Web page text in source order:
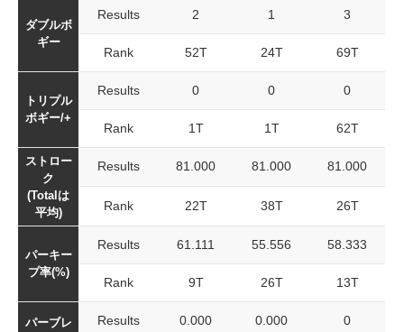
ダブルボ
ギー
Results 2 1 3
Rank 52T 24T 69T
トリプル
ボギー/+
Results 0 0 0
Rank 1T 1T 62T
ストロー
ク
(Totalは
平均)
Results 81.000 81.000 81.000
Rank 22T 38T 26T
パーキー
プ率(%)
Results 61.111 55.556 58.333
Rank 9T 26T 13T
パーブレ
Results 0.000 0.000 0